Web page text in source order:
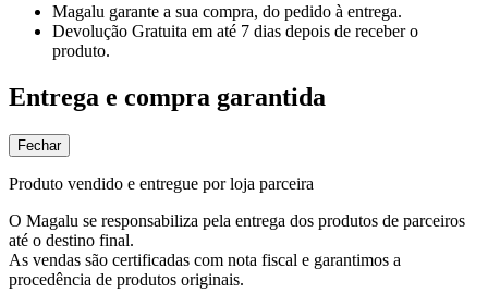
Magalu garante a sua compra, do pedido à entrega.
Devolução Gratuita em até 7 dias depois de receber o
produto.
Entrega e compra garantida
Fechar
Produto vendido e entregue por loja parceira
O Magalu se responsabiliza pela entrega dos produtos de parceiros
até o destino final.
As vendas são certificadas com nota fiscal e garantimos a
procedência de produtos originais.